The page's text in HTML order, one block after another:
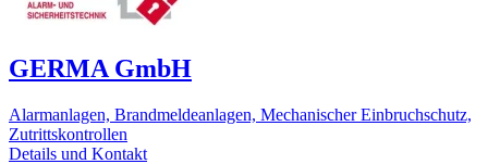
GERMA GmbH
Alarmanlagen, Brandmeldeanlagen, Mechanischer Einbruchschutz,
Zutrittskontrollen
Details und Kontakt